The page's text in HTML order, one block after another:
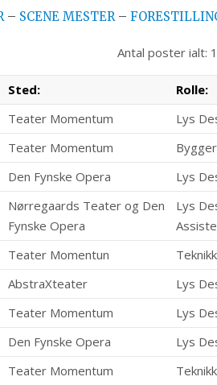
– SCENE MESTER –
Antal poster ialt:
Sted:
Rolle:
Teater Momentum
Lys
Teater Momentum
Den Fynske Opera
Lys
Nørregaards Teater og Den
Fynske Opera
Lys
Teater Momentun
AbstraXteater
Lys
Teater Momentum
Lys
Den Fynske Opera
Lys
Teater Momentum